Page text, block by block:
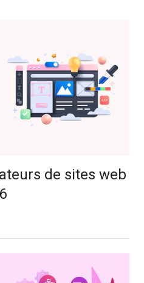
de sites web